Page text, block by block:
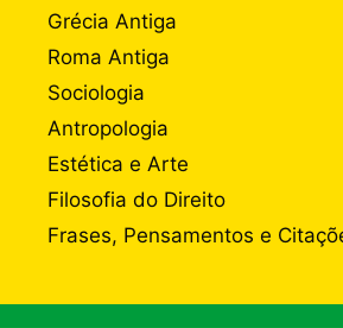
Grécia Antiga
Roma Antiga
Sociologia
Antropologia
Estética e Arte
Filosofia do Direito
Frases, Pensamentos e